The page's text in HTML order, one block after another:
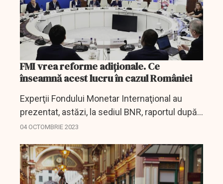
FMI vrea reforme adiționale. Ce
înseamnă acest lucru în cazul României
Experţii Fondului Monetar Internaţional au
prezentat, astăzi, la sediul BNR, raportul după
vizita efecutată în România.
04 OCTOMBRIE 2023